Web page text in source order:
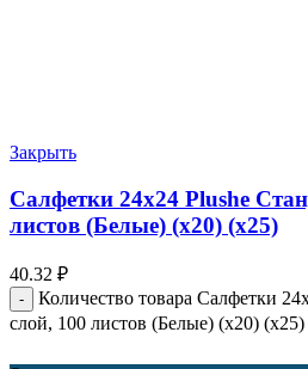
Закрыть
Салфетки 24х24 Plushe
листов (Белые) (х20) (х25)
40.32 ₽
Количество товара Салфетки
слой, 100 листов (Белые) (х20) (х25)